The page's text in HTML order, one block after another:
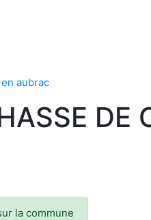
aubrac
DE
la commune